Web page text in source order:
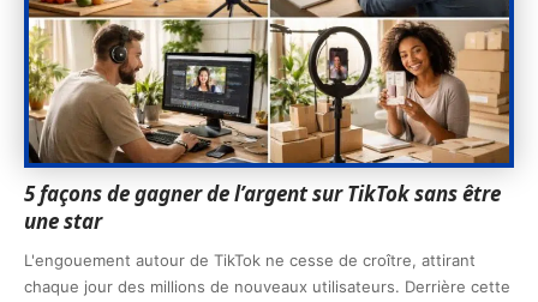
5 façons de gagner de l’argent sur TikTok sans être
une star
L'engouement autour de TikTok ne cesse de croître, attirant
chaque jour des millions de nouveaux utilisateurs. Derrière cette